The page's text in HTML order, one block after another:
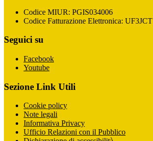
Codice MIUR: PGIS034006
Codice Fatturazione Elettronica: UF3JCT
Seguici su
Facebook
Youtube
Sezione Link Utili
Cookie policy
Note legali
Informativa Privacy
Ufficio Relazioni con il Pubblico